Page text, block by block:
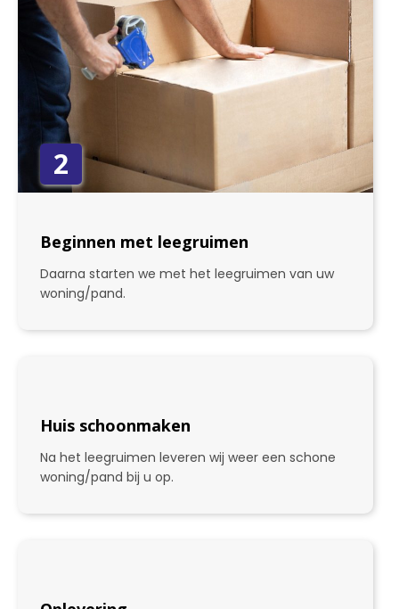
2
Beginnen met leegruimen
Daarna starten we met het leegruimen van uw
woning/pand.
Huis schoonmaken
Na het leegruimen leveren wij weer een schone
woning/pand bij u op.